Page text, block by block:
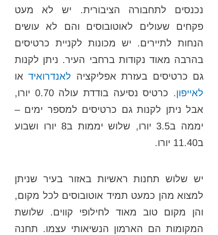
נכנסים לתחבורה הציבורית. יש לא מעט
פקחים שעולים לאוטובוסים והם לא עושים
הנחות לתיירים. יש מכונות לקניית כרטיסים
בהרבה מאוד נקודות ברחבי העיר. ניתן לקנות
גם כרטיסים בעזרת אפליקציה לאנדרואיד או
לאייפון
. כרטיס נסיעה בודדת עולה 0.70 יורו,
אבל ניתן לקנות גם כרטיסים למספר ימים –
יממה ב3.5 יורו, שלוש יממות ב8 יורו ושבוע
ב11.40 יורו.
יש שלוש תחנות ראשיות באזור בעיר שניתן
למצוא מהן כמעט תמיד אוטובוסים לכל מקום,
והן מקום טוב מאוד לחילופי קווים. שלושת
המקומות הם הארמון הנשיאותי עצמו. תחנה